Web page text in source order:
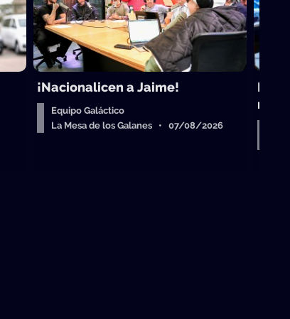
¡Nacionalicen a Jaime!
Equipo Galáctico
La Mesa de los Galanes • 07/08/2026